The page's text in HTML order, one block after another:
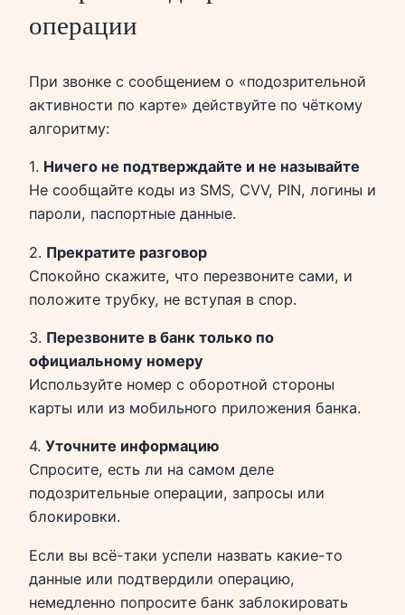
операции
При звонке с сообщением о «подозрительной
активности по карте» действуйте по чёткому
алгоритму:
1. Ничего не подтверждайте и не называйте
Не сообщайте коды из SMS, CVV, PIN, логины и
пароли, паспортные данные.
2. Прекратите разговор
Спокойно скажите, что перезвоните сами, и
положите трубку, не вступая в спор.
3. Перезвоните в банк только по
официальному номеру
Используйте номер с оборотной стороны
карты или из мобильного приложения банка.
4. Уточните информацию
Спросите, есть ли на самом деле
подозрительные операции, запросы или
блокировки.
Если вы всё-таки успели назвать какие-то
данные или подтвердили операцию,
немедленно попросите банк заблокировать